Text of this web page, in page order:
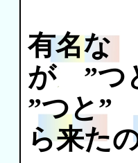
有名な
が ”つ
”つと”
ら来た